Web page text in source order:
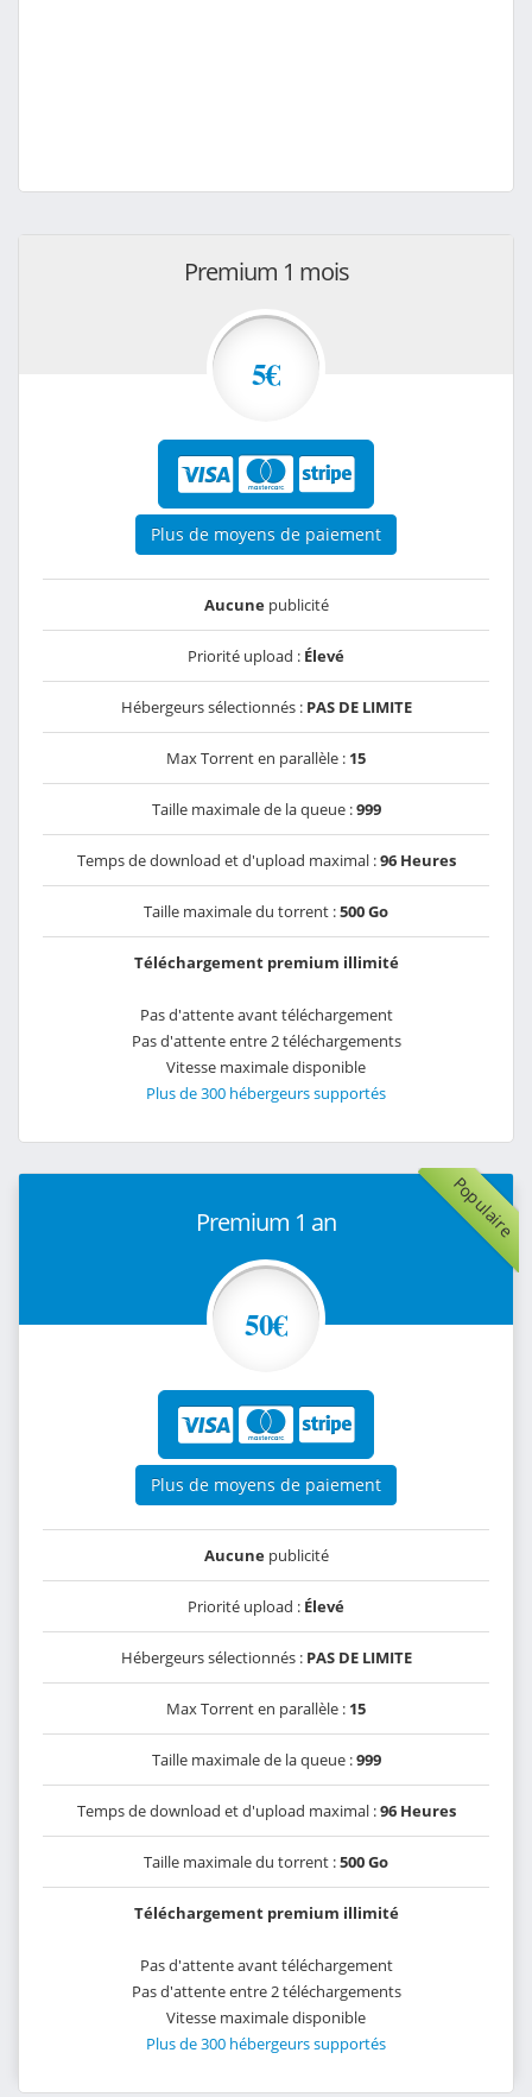
Premium 1 mois
5€
Plus de moyens de paiement
Aucunepublicité
Priorité upload : Élevé
Hébergeurs sélectionnés : PAS DE LIMITE
Max Torrent en parallèle : 15
Taille maximale de la queue :999
Temps de download et d'upload maximal :96 Heures
Taille maximale du torrent :500 Go
Téléchargement premium illimité
Pas d'attente avant téléchargement
Pas d'attente entre 2 téléchargements
Vitesse maximale disponible
Plus de 300 hébergeurs supportés
Populaire
Premium 1 an
50€
Plus de moyens de paiement
Aucunepublicité
Priorité upload : Élevé
Hébergeurs sélectionnés : PAS DE LIMITE
Max Torrent en parallèle : 15
Taille maximale de la queue :999
Temps de download et d'upload maximal :96 Heures
Taille maximale du torrent :500 Go
Téléchargement premium illimité
Pas d'attente avant téléchargement
Pas d'attente entre 2 téléchargements
Vitesse maximale disponible
Plus de 300 hébergeurs supportés